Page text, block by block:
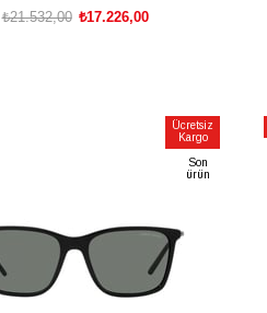
₺17.226,00
₺21.532,00
Ücretsiz
Kargo
Son
ürün